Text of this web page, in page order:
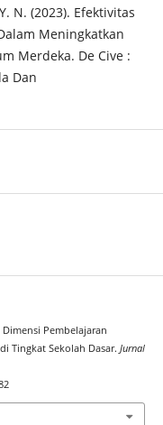
N. (2023). Efektivitas
Meningkatkan
Merdeka. De Cive :
Dan
Dimensi Pembelajaran
Tingkat Sekolah Dasar. Jurnal